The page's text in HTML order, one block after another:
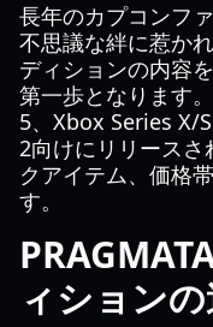
長年のカプコンフ
不思議な絆に惹か
ディションの内容
第一歩となります
5、Xbox Series X/
2向けにリリースさ
クアイテム、価格
す。
ィション